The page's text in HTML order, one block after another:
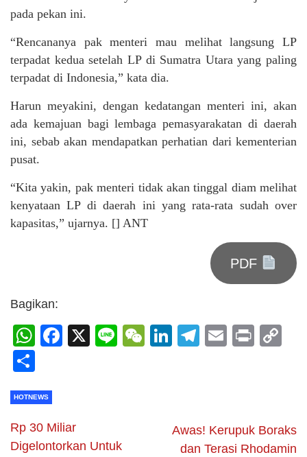
pada pekan ini.
“Rencananya pak menteri mau melihat langsung LP
terpadat kedua setelah LP di Sumatra Utara yang paling
terpadat di Indonesia,” kata dia.
Harun meyakini, dengan kedatangan menteri ini, akan
ada kemajuan bagi lembaga pemasyarakatan di daerah
ini, sebab akan mendapatkan perhatian dari kementerian
pusat.
“Kita yakin, pak menteri tidak akan tinggal diam melihat
kenyataan LP di daerah ini yang rata-rata sudah over
kapasitas,” ujarnya. [] ANT
PDF
Bagikan:
WhatsApp
Facebook
X LineWeChat
LinkedIn
Telegram
Email
Print
HOTNEWS
Rp 30 Miliar
Digelontorkan Untuk
Awas! Kerupuk Boraks
dan Terasi Rhodamin